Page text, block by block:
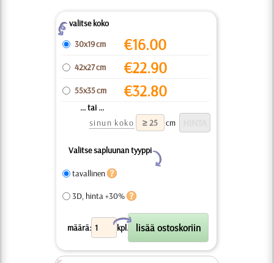
Zvalitse koko
30x19 cm
€16.00
42x27 cm €22.90
55x35 cm €32.80
... tai ...
sinun koko
cm
Valitse sapluunan tyyppi
Y
tavallinen
3D, hinta +30%
määrä: kpl.
X